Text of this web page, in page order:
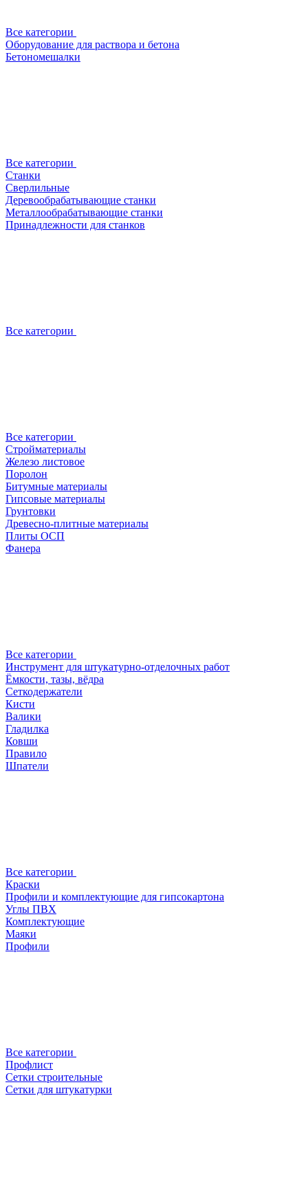
Все категории
Оборудование для раствора и бетона
Бетономешалки
Все категории
Станки
Сверлильные
Деревообрабатывающие станки
Металлообрабатывающие станки
Принадлежности для станков
Все категории
Все категории
Стройматериалы
Железо листовое
Поролон
Битумные материалы
Гипсовые материалы
Грунтовки
Древесно-плитные материалы
Плиты ОСП
Фанера
Все категории
Инструмент для штукатурно-отделочных работ
Ёмкости, тазы, вёдра
Сеткодержатели
Кисти
Валики
Гладилка
Ковши
Правило
Шпатели
Все категории
Краски
Профили и комплектующие для гипсокартона
Углы ПВХ
Комплектующие
Маяки
Профили
Все категории
Профлист
Сетки строительные
Сетки для штукатурки